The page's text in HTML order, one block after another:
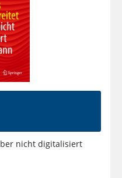
nicht digitalisiert